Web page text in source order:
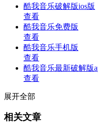
酷我音乐破解版ios版
查看
酷我音乐免费版
查看
酷我音乐手机版
查看
酷我音乐最新破解版
查看
展开全部
相关文章